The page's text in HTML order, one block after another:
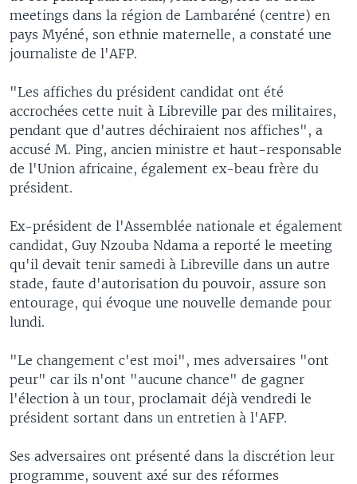
meetings dans la région de Lambaréné (centre) en
pays Myéné, son ethnie maternelle, a constaté une
journaliste de l'AFP.
"Les affiches du président candidat ont été
accrochées cette nuit à Libreville par des militaires,
pendant que d'autres déchiraient nos affiches", a
accusé M. Ping, ancien ministre et haut-responsable
de l'Union africaine, également ex-beau frère du
président.
Ex-président de l'Assemblée nationale et également
candidat, Guy Nzouba Ndama a reporté le meeting
qu'il devait tenir samedi à Libreville dans un autre
stade, faute d'autorisation du pouvoir, assure son
entourage, qui évoque une nouvelle demande pour
lundi.
"Le changement c'est moi", mes adversaires "ont
peur" car ils n'ont "aucune chance" de gagner
l'élection à un tour, proclamait déjà vendredi le
président sortant dans un entretien à l'AFP.
Ses adversaires ont présenté dans la discrétion leur
programme, souvent axé sur des réformes